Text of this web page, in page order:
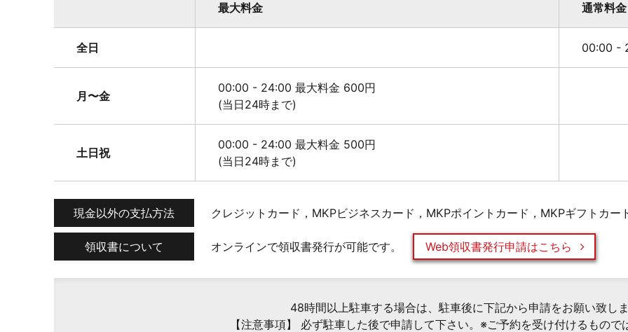
最大料金 通常料金
全日 00:00 -
月〜金
00:00 - 24:00 最大料金 600円
(当日24時まで)
土日祝
00:00 - 24:00 最大料金 500円
(当日24時まで)
現金以外の支払方法 クレジットカード，MKPビジネスカード，MKPポイントカード，MKPギフトカー
領収書について オンラインで領収書発行が可能です。 Web領収書発行申請はこちら
48時間以上駐車する場合は、駐車後に下記から申請をお願い致し
【注意事項】 必ず駐車した後で申請して下さい。※ご予約を受け付けるもので